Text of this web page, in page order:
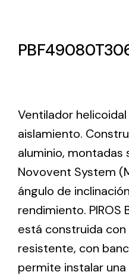
Amplia gama de
Ventilation
The incorporation of
meant a greater offer
different uses
Ventilador
aislamiento.
aluminio, montadas
Novovent System
ángulo de
rendimiento. PIROS
está construida con
resistente, con
permite instalar